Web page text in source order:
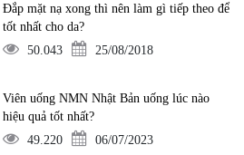
Đắp mặt nạ xong thì nên làm gì tiếp theo để
tốt nhất cho da?
50.043
25/08/2018
Viên uống NMN Nhật Bản uống lúc nào
hiệu quả tốt nhất?
49.220
06/07/2023